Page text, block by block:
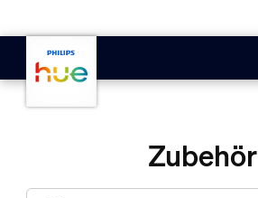
Zubehör